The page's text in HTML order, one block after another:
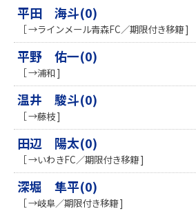
平田 海斗(0)
［ →ラインメール青森FC／期限付き移籍 ]
平野 佑一(0)
［ →浦和 ]
温井 駿斗(0)
［ →藤枝 ]
田辺 陽太(0)
［ →いわきFC／期限付き移籍 ]
深堀 隼平(0)
［ →岐阜／期限付き移籍 ]